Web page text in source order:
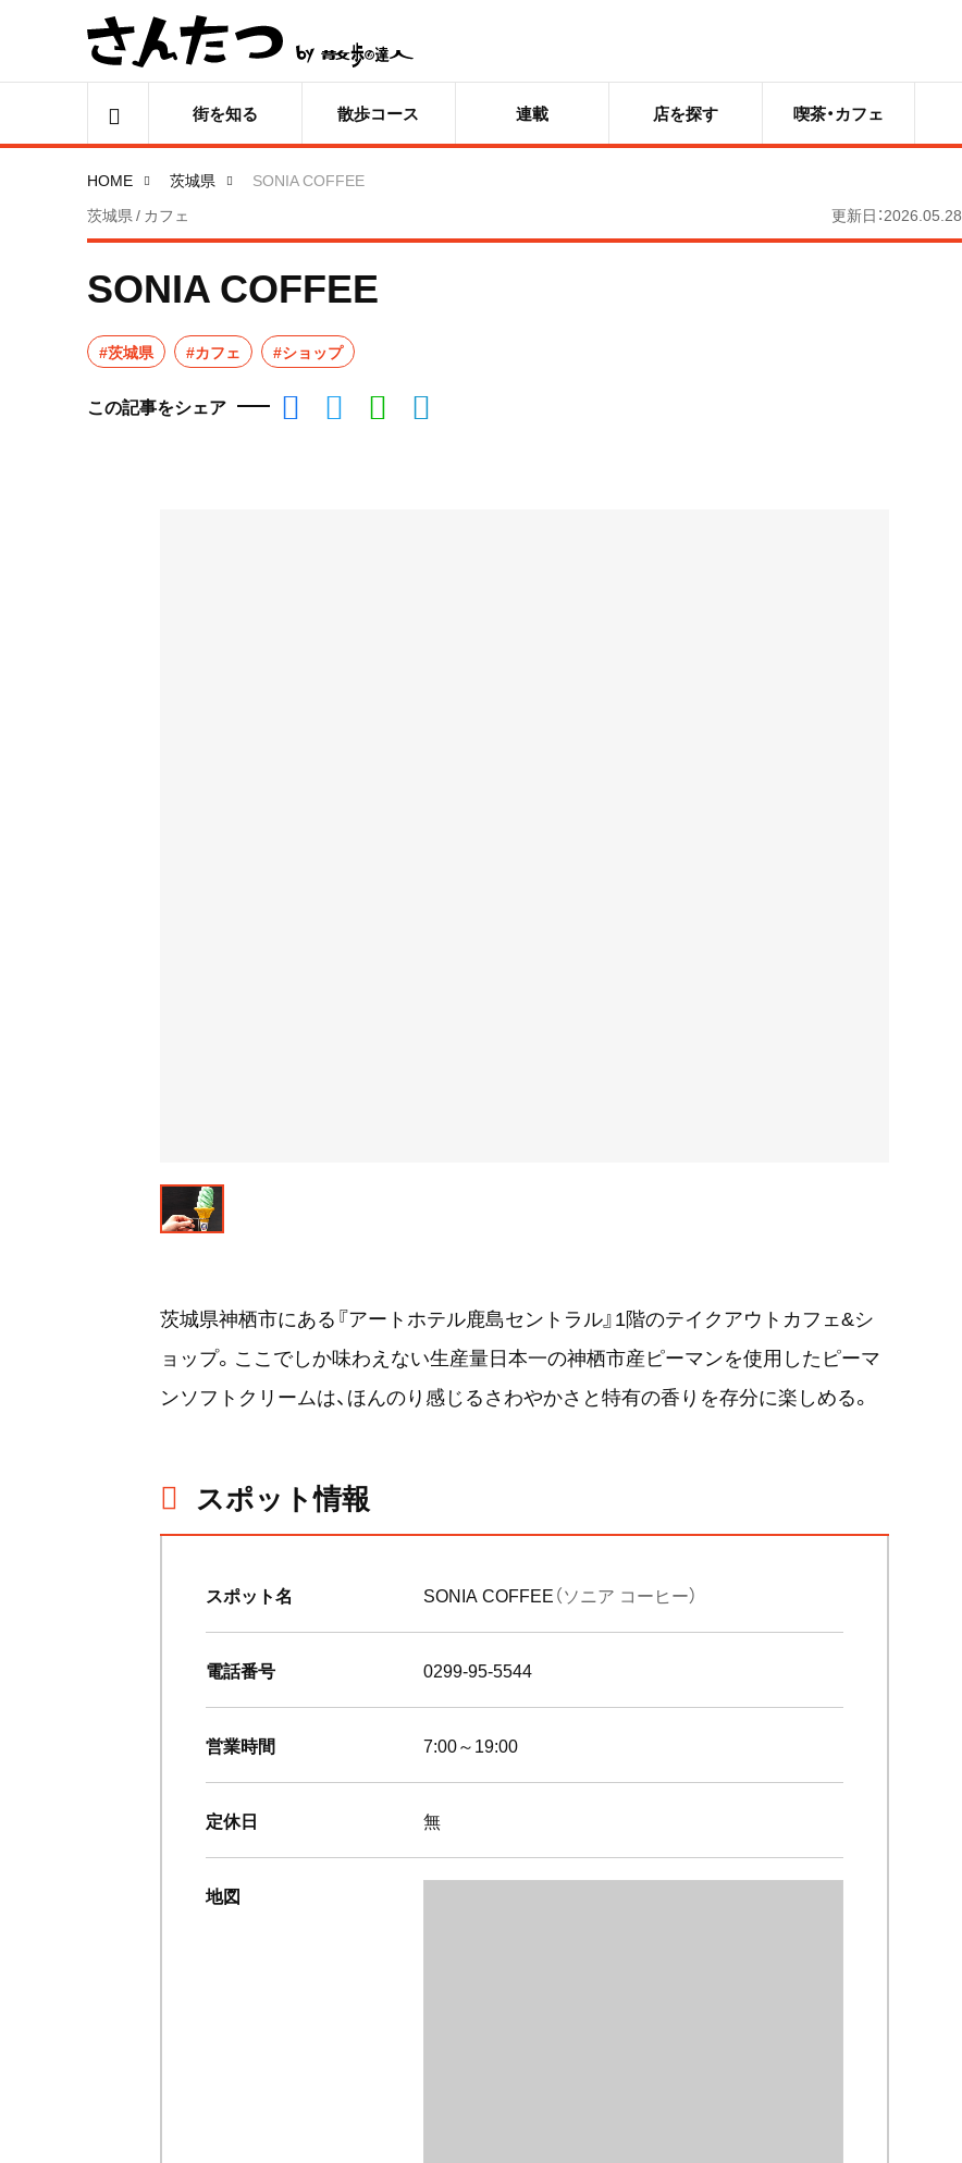
街を知る 散歩コース 連載 店を探す 喫茶・カフェ
HOME 茨城県
SONIA COFFEE
茨城県 / カフェ
更新日：2026.05.28
SONIA COFFEE
#茨城県 #カフェ #ショップ
この記事をシェア
茨城県神栖市にある『アートホテル鹿島セントラル』1階のテイクアウトカフェ&シ
ョップ。ここでしか味わえない生産量日本一の神栖市産ピーマンを使用したピーマ
ンソフトクリームは、ほんのり感じるさわやかさと特有の香りを存分に楽しめる。
スポット情報
スポット名 SONIA COFFEE（ソニア コーヒー）
電話番号 0299-95-5544
営業時間 7:00～19:00
定休日 無
地図